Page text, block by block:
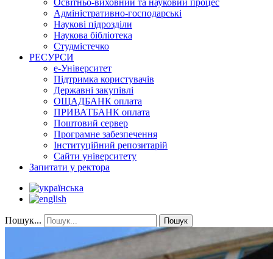
Адміністративно-господарські
Наукові підрозділи
Наукова бібліотека
Студмістечко
РЕСУРСИ
е-Університет
Підтримка користувачів
Державні закупівлі
ОЩАДБАНК оплата
ПРИВАТБАНК оплата
Поштовий сервер
Програмне забезпечення
Інституційний репозитарій
Сайти університету
Запитати у ректора
Пошук... Пошук